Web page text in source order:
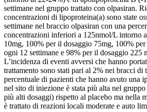
settimane nel gruppo trattato con olpasiran.
concentrazioni di lipoproteina(a) sono state
settimane nel braccio olpasiran con una
concentrazioni inferiori a 125nmol/L intorno
10mg, 100% per il dosaggio 75mg, 100%
ogni 12 settimane e 98% per il dosaggio 225
L’incidenza di eventi avversi che hanno
trattamento sono stati pari al 2% nei bracci di
percentuale di pazienti che hanno avuto una
nel sito di iniezione è stata più alta nel
più alti dosaggi) rispetto al placebo ma nella
è trattato di reazioni locali moderate e auto